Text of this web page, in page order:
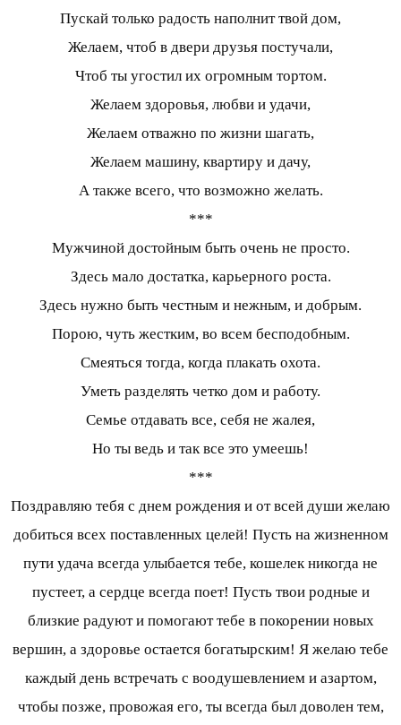
Пускай только радость наполнит твой дом,
Желаем, чтоб в двери друзья постучали,
Чтоб ты угостил их огромным тортом.
Желаем здоровья, любви и удачи,
Желаем отважно по жизни шагать,
Желаем машину, квартиру и дачу,
А также всего, что возможно желать.
***
Мужчиной достойным быть очень не просто.
Здесь мало достатка, карьерного роста.
Здесь нужно быть честным и нежным, и добрым.
Порою, чуть жестким, во всем бесподобным.
Смеяться тогда, когда плакать охота.
Уметь разделять четко дом и работу.
Семье отдавать все, себя не жалея,
Но ты ведь и так все это умеешь!
***
Поздравляю тебя с днем рождения и от всей души желаю
добиться всех поставленных целей! Пусть на жизненном
пути удача всегда улыбается тебе, кошелек никогда не
пустеет, а сердце всегда поет! Пусть твои родные и
близкие радуют и помогают тебе в покорении новых
вершин, а здоровье остается богатырским! Я желаю тебе
каждый день встречать с воодушевлением и азартом,
чтобы позже, провожая его, ты всегда был доволен тем,